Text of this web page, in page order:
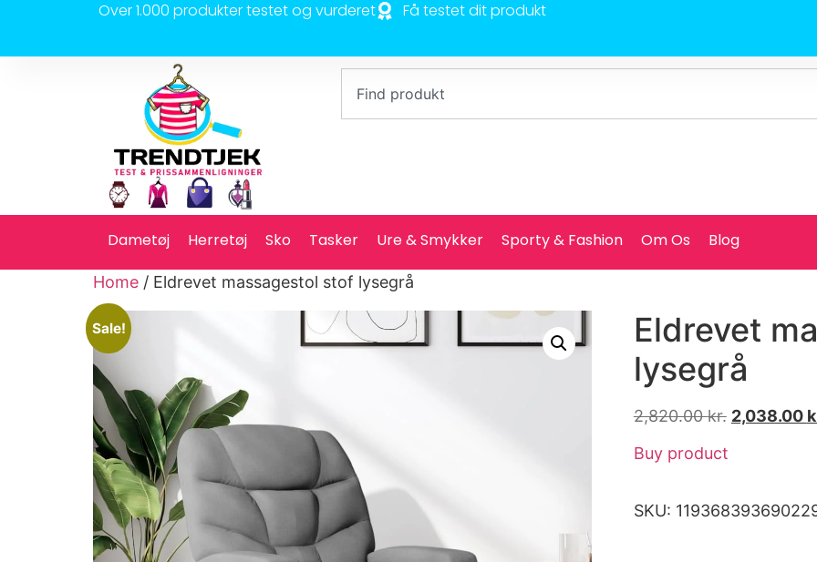
Over 1.000 produkter testet og vurderet Få testet dit produkt
Dametøj Herretøj Sko Tasker Ure & Smykker Sporty & Fashion Om Os Blog
Home / Eldrevet massagestol stof lysegrå
Sale!
Eldrevet
lysegrå
2,820.00kr. 2,038.00
Buy product
SKU: